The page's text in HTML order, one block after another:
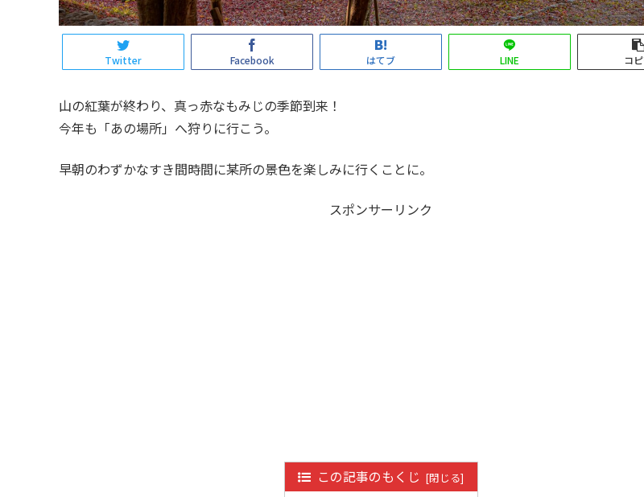
Twitter Facebook はてブ LINE コ
山の紅葉が終わり、真っ赤なもみじの季節到来！
今年も「あの場所」へ狩りに行こう。
早朝のわずかなすき間時間に某所の景色を楽しみに行くことに。
スポンサーリンク
この記事のもくじ